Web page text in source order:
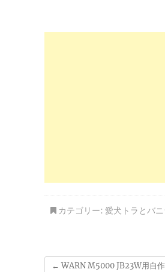
カテゴリー: 愛犬トラとバニ
← WARN M5000 JB23W用自